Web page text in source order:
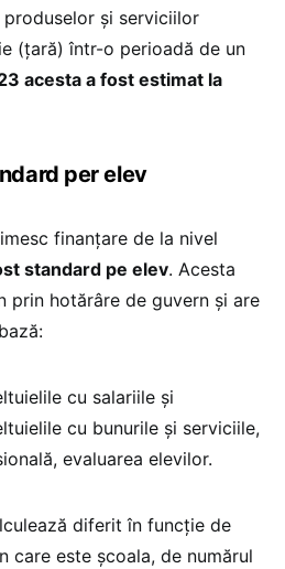
și serviciilor
(țară) într-o perioadă de un
acesta a fost estimat la
per elev
finanțare de la nivel
standard pe elev. Acesta
prin hotărâre de guvern și are
cu salariile și
cu bunurile și serviciile,
evaluarea elevilor.
diferit în funcție de
care este școala, de numărul